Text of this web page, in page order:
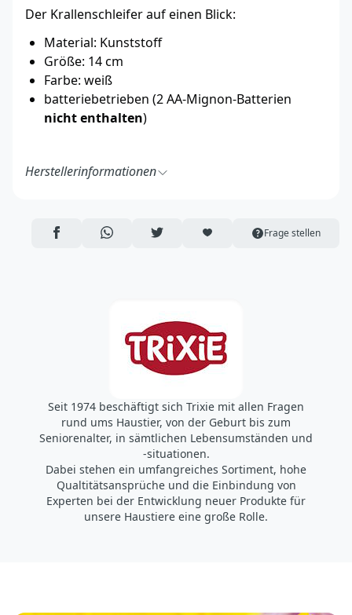
Der Krallenschleifer auf einen Blick:
Material: Kunststoff
Größe: 14 cm
Farbe: weiß
batteriebetrieben (2 AA-Mignon-Batterien
nicht enthalten)
Herstellerinformationen
24963 Tarp
Deutschland
AUF FACEBOOK TEILEN
ÜBER WHATSAPP TEILEN
AUF TWITTER TEILENARTIKEL AUF DIE MERKLISTE
Frage stellen
Seit 1974 beschäftigt sich Trixie mit allen Fragen
rund ums Haustier, von der Geburt bis zum
Seniorenalter, in sämtlichen Lebensumständen und
-situationen.
Dabei stehen ein umfangreiches Sortiment, hohe
Qualtitätsansprüche und die Einbindung von
Experten bei der Entwicklung neuer Produkte für
unsere Haustiere eine große Rolle.